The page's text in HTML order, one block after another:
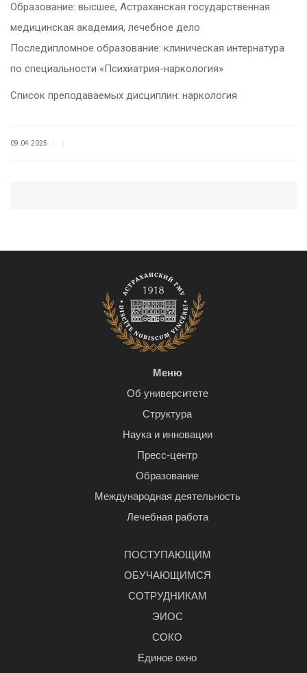
Образование: высшее, Астраханская государственная
медицинская академия, лечебное дело
Последипломное образование: клиническая интернатура
по специальности «Психиатрия-наркология»
Список преподаваемых дисциплин: наркология
09.04.2025
Меню
Об университете
Структура
Наука и инновации
Пресс-центр
Образование
Международная деятельность
Лечебная работа
ПОСТУПАЮЩИМ
ОБУЧАЮЩИМСЯ
СОТРУДНИКАМ
ЭИОС
СОКО
Единое окно